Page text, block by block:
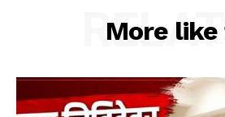
More like